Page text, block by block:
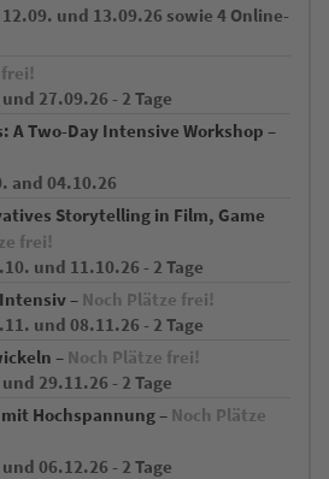
und 13.09.26 sowie 4 Online-
frei!
27.09.26 - 2 Tage
A Two-Day Intensive Workshop –
and 04.10.26
Storytelling in Film, Game
frei!
und 11.10.26 - 2 Tage
– Noch Plätze frei!
und 08.11.26 - 2 Tage
– Noch Plätze frei!
29.11.26 - 2 Tage
Hochspannung – Noch Plätze
06.12.26 - 2 Tage